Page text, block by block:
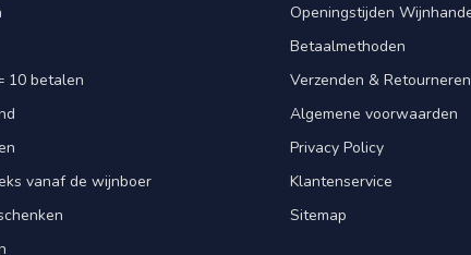
10 betalen
vanaf de wijnboer
Openingstijden
Betaalmethoden
Verzenden & Retourneren
Algemene voorwaarden
Privacy Policy
Klantenservice
Sitemap